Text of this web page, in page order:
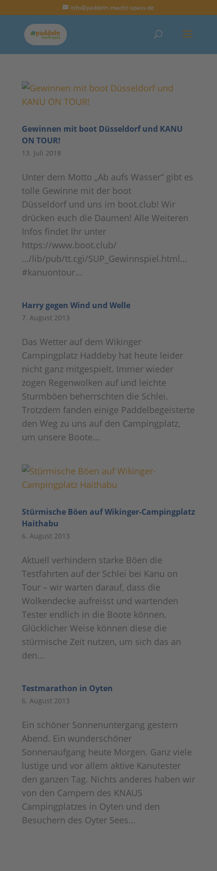
info@paddeln-macht-spass.de
Gewinnen mit boot Düsseldorf und KANU
ON TOUR!
13. Juli 2018
Unter dem Motto „Ab aufs Wasser“ gibt es
tolle Gewinne mit der boot
Düsseldorf und uns im boot.club! Wir
drücken euch die Daumen! Alle Weiteren
Infos findet Ihr unter
https://www.boot.club/
…/lib/pub/tt.cgi/SUP_Gewinnspiel.html…
#kanuontour...
Harry gegen Wind und Welle
7. August 2013
Das Wetter auf dem Wikinger
Campingplatz Haddeby hat heute leider
nicht ganz mitgespielt. Immer wieder
zogen Regenwolken auf und leichte
Sturmböen beherrschten die Schlei.
Trotzdem fanden einige Paddelbegeisterte
den Weg zu uns auf den Campingplatz,
um unsere Boote...
Stürmische Böen auf Wikinger-Campingplatz
Haithabu
6. August 2013
Aktuell verhindern starke Böen die
Testfahrten auf der Schlei bei Kanu on
Tour – wir warten darauf, dass die
Wolkendecke aufreisst und wartenden
Tester endlich in die Boote können.
Glücklicher Weise können diese die
stürmische Zeit nutzen, um sich das an
den...
Testmarathon in Oyten
6. August 2013
Ein schöner Sonnenuntergang gestern
Abend. Ein wunderschöner
Sonnenaufgang heute Morgen. Ganz viele
lustige und vor allem aktive Kanutester
den ganzen Tag. Nichts anderes haben wir
von den Campern des KNAUS
Campingplatzes in Oyten und den
Besuchern des Oyter Sees...